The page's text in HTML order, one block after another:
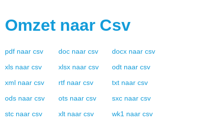
Omzet naar Csv
pdf naar csv doc naar csv docx naar csv
xls naar csv xlsx naar csv odt naar csv
xml naar csv rtf naar csv txt naar csv
ods naar csv ots naar csv sxc naar csv
stc naar csv xlt naar csv wk1 naar csv